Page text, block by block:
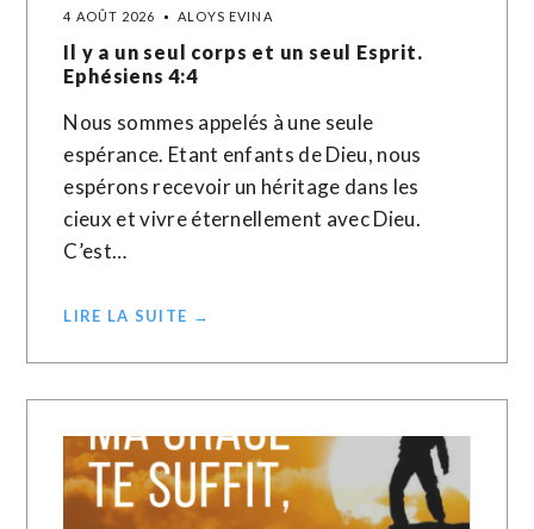
4 AOÛT 2026 ALOYS EVINA
Il y a un seul corps et un seul Esprit.
Ephésiens 4:4
Nous sommes appelés à une seule
espérance. Etant enfants de Dieu, nous
espérons recevoir un héritage dans les
cieux et vivre éternellement avec Dieu.
C’est…
LIRE LA SUITE →